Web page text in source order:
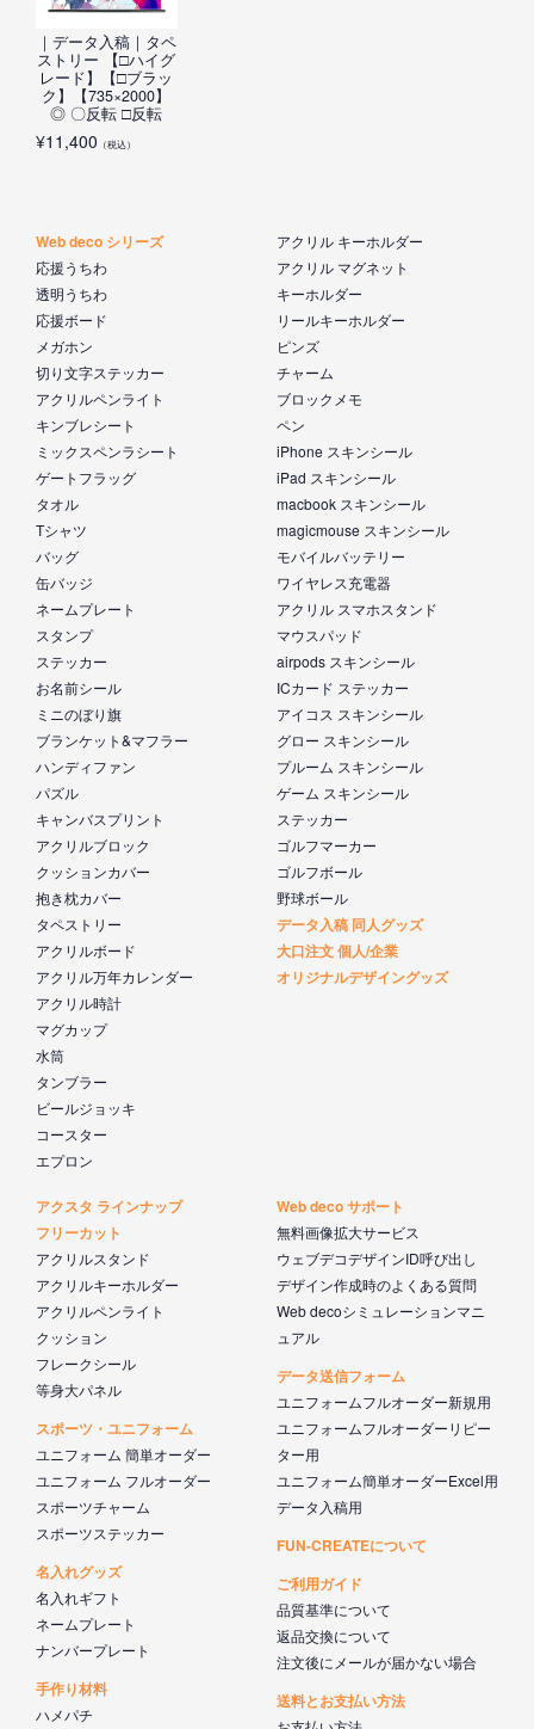
｜データ入稿｜タペ
ストリー 【□ハイグ
レード】【□ブラッ
ク】【735×2000】
◎ 〇反転 □反転
¥11,400 （税込）
Web deco シリーズ
応援うちわ
透明うちわ
応援ボード
メガホン
切り文字ステッカー
アクリルペンライト
キンブレシート
ミックスペンラシート
ゲートフラッグ
タオル
Tシャツ
バッグ
缶バッジ
ネームプレート
スタンプ
ステッカー
お名前シール
ミニのぼり旗
ブランケット&マフラー
ハンディファン
パズル
キャンバスプリント
アクリルブロック
クッションカバー
抱き枕カバー
タペストリー
アクリルボード
アクリル万年カレンダー
アクリル時計
マグカップ
水筒
タンブラー
ビールジョッキ
コースター
エプロン
アクリル キーホルダー
アクリル マグネット
キーホルダー
リールキーホルダー
ピンズ
チャーム
ブロックメモ
ペン
iPhone スキンシール
iPad スキンシール
macbook スキンシール
magicmouse スキンシール
モバイルバッテリー
ワイヤレス充電器
アクリル スマホスタンド
マウスパッド
airpods スキンシール
ICカード ステッカー
アイコス スキンシール
グロー スキンシール
プルーム スキンシール
ゲーム スキンシール
ステッカー
ゴルフマーカー
ゴルフボール
野球ボール
データ入稿 同人グッズ
大口注文 個人/企業
オリジナルデザイングッズ
アクスタ ラインナップ
フリーカット
アクリルスタンド
アクリルキーホルダー
アクリルペンライト
クッション
フレークシール
等身大パネル
スポーツ・ユニフォーム
ユニフォーム 簡単オーダー
ユニフォーム フルオーダー
スポーツチャーム
スポーツステッカー
名入れグッズ
名入れギフト
ネームプレート
ナンバープレート
手作り材料
ハメパチ
Web deco サポート
無料画像拡大サービス
ウェブデコデザインID呼び出し
デザイン作成時のよくある質問
Web decoシミュレーションマニ
ュアル
データ送信フォーム
ユニフォームフルオーダー新規用
ユニフォームフルオーダーリピー
ター用
ユニフォーム簡単オーダーExcel用
データ入稿用
FUN-CREATEについて
ご利用ガイド
品質基準について
返品交換について
注文後にメールが届かない場合
送料とお支払い方法